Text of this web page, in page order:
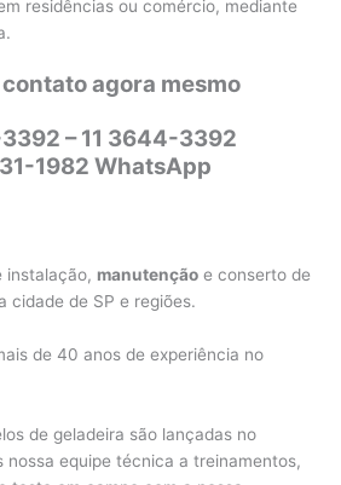
residências ou comércio, mediante
agora mesmo
– 11 3644-3392
1982 WhatsApp
instalação, manutenção e conserto de
cidade de SP e regiões.
de 40 anos de experiência no
de geladeira são lançadas no
nossa equipe técnica a treinamentos,